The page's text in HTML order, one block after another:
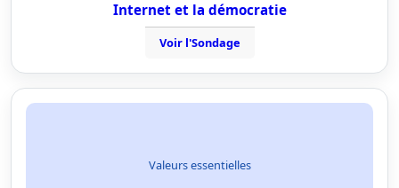
Internet et la démocratie
Voir l'Sondage
Valeurs essentielles